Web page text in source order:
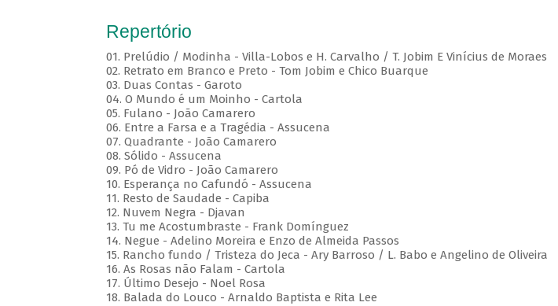
Repertório
01. Prelúdio / Modinha - Villa-Lobos e H. Carvalho / T. Jobim E Vinícius de Moraes
02. Retrato em Branco e Preto - Tom Jobim e Chico Buarque
03. Duas Contas - Garoto
04. O Mundo é um Moinho - Cartola
05. Fulano - João Camarero
06. Entre a Farsa e a Tragédia - Assucena
07. Quadrante - João Camarero
08. Sólido - Assucena
09. Pó de Vidro - João Camarero
10. Esperança no Cafundó - Assucena
11. Resto de Saudade - Capiba
12. Nuvem Negra - Djavan
13. Tu me Acostumbraste - Frank Domínguez
14. Negue - Adelino Moreira e Enzo de Almeida Passos
15. Rancho fundo / Tristeza do Jeca - Ary Barroso / L. Babo e Angelino de Oliveira
16. As Rosas não Falam - Cartola
17. Último Desejo - Noel Rosa
18. Balada do Louco - Arnaldo Baptista e Rita Lee